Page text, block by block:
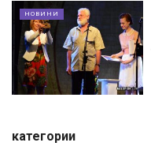
НОВИНИ
категории